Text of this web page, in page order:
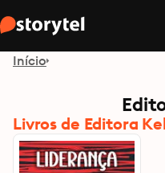
Início
Livros de Editora